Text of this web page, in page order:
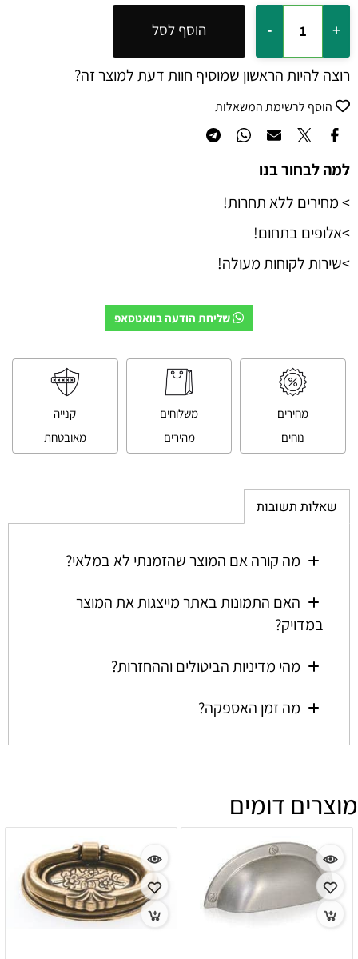
הוסף לסל
רוצה להיות הראשון שמוסיף חוות דעת למוצר זה?
הוסף לרשימת המשאלות
למה לבחור בנו
> מחירים ללא תחרות!
>אלופים בתחום!
>שירות לקוחות מעולה!
שליחת הודעה בוואטסאפ
מחירים
נוחים
משלוחים
מהירים
קנייה
מאובטחת
שאלות תשובות
מה קורה אם המוצר שהזמנתי לא במלאי?
האם התמונות באתר מייצגות את המוצר
במדויק?
מהי מדיניות הביטולים וההחזרות?
מה זמן האספקה?
מוצרים דומים